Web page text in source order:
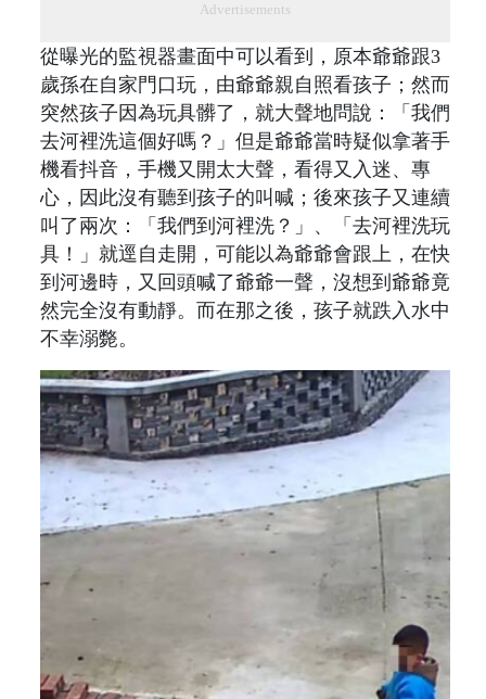
Advertisements
從曝光的監視器畫面中可以看到，原本爺爺跟3
歲孫在自家門口玩，由爺爺親自照看孩子；然而
突然孩子因為玩具髒了，就大聲地問說：「我們
去河裡洗這個好嗎？」但是爺爺當時疑似拿著手
機看抖音，手機又開太大聲，看得又入迷、專
心，因此沒有聽到孩子的叫喊；後來孩子又連續
叫了兩次：「我們到河裡洗？」、「去河裡洗玩
具！」就逕自走開，可能以為爺爺會跟上，在快
到河邊時，又回頭喊了爺爺一聲，沒想到爺爺竟
然完全沒有動靜。而在那之後，孩子就跌入水中
不幸溺斃。